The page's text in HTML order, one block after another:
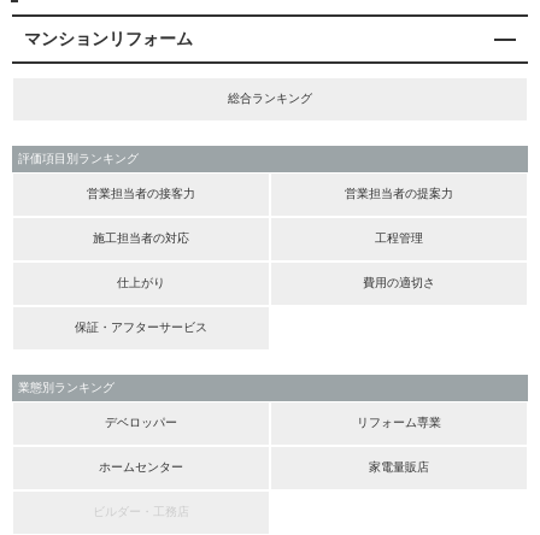
マンションリフォーム
総合ランキング
評価項目別ランキング
営業担当者の接客力 営業担当者の提案力
施工担当者の対応 工程管理
仕上がり 費用の適切さ
保証・アフターサービス
業態別ランキング
デベロッパー リフォーム専業
ホームセンター 家電量販店
ビルダー・工務店